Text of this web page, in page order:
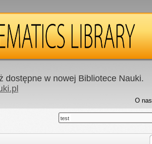
dostępne w nowej Bibliotece Nauki.
O nas
test